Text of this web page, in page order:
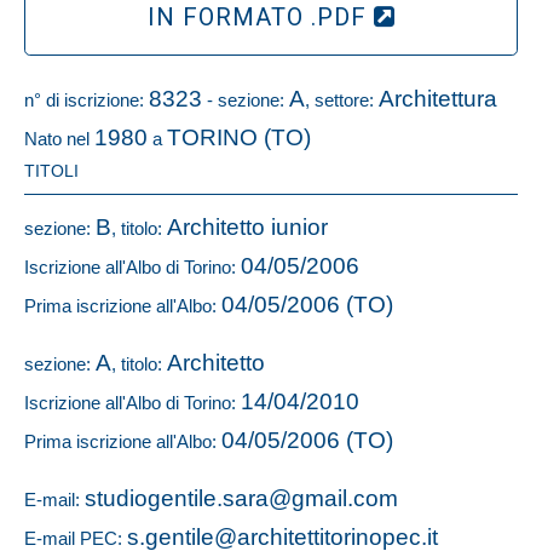
IN FORMATO .PDF
n° di iscrizione: 8323 - sezione: A, settore: Architettura
Nato nel 1980 a TORINO (TO)
TITOLI
sezione: B, titolo: Architetto iunior
Iscrizione all'Albo di Torino: 04/05/2006
Prima iscrizione all'Albo: 04/05/2006 (TO)
sezione: A, titolo: Architetto
Iscrizione all'Albo di Torino: 14/04/2010
Prima iscrizione all'Albo: 04/05/2006 (TO)
E-mail: studiogentile.sara@gmail.com
E-mail PEC: s.gentile@architettitorinopec.it